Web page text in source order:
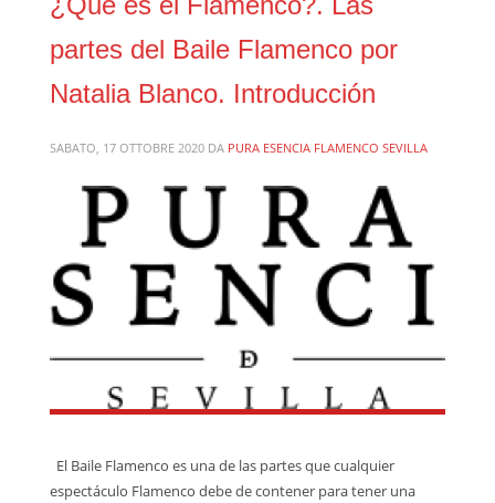
partes del Baile Flamenco por
Natalia Blanco. Introducción
SABATO, 17 OTTOBRE 2020 DA PURA ESENCIA FLAMENCO SEVILLA
El Baile Flamenco es una de las partes que cualquier
espectáculo Flamenco debe de contener para tener una